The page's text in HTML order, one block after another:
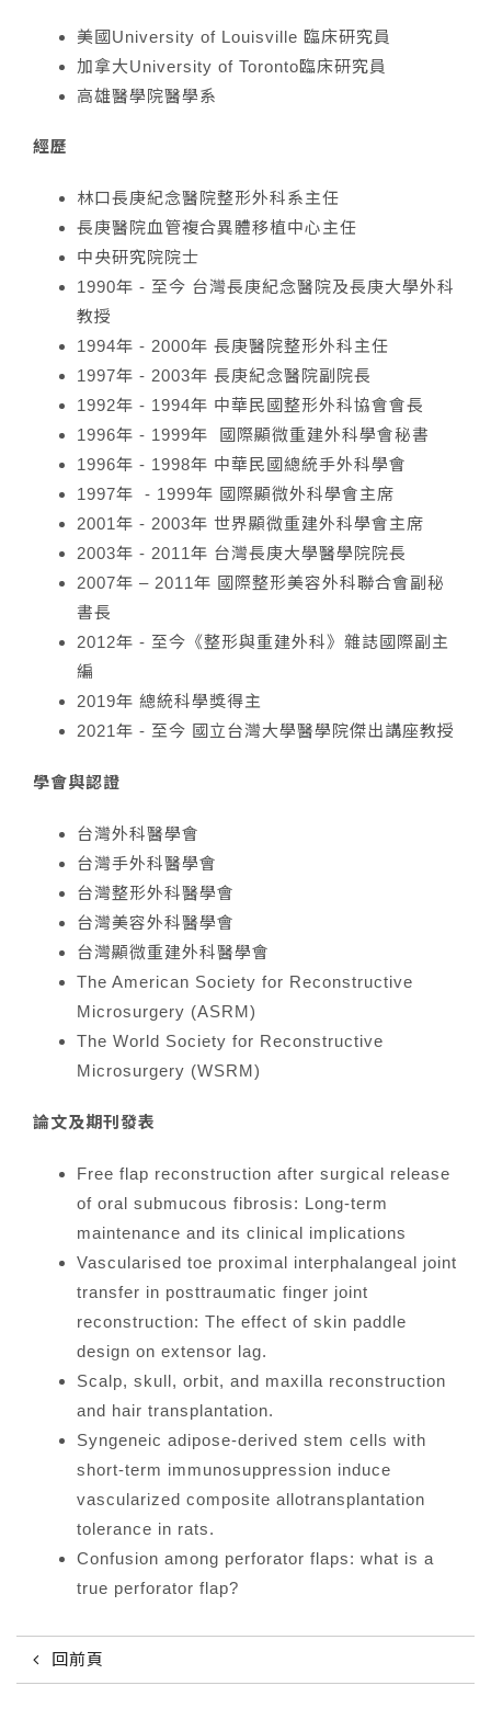
美國University of Louisville 臨床研究員
加拿大University of Toronto臨床研究員
高雄醫學院醫學系
經歷
林口長庚紀念醫院整形外科系主任
長庚醫院血管複合異體移植中心主任
中央研究院院士
1990年 - 至今 台灣長庚紀念醫院及長庚大學外科
教授
1994年 - 2000年 長庚醫院整形外科主任
1997年 - 2003年 長庚紀念醫院副院長
1992年 - 1994年 中華民國整形外科協會會長
1996年 - 1999年 國際顯微重建外科學會秘書
1996年 - 1998年 中華民國總統手外科學會
1997年 - 1999年 國際顯微外科學會主席
2001年 - 2003年 世界顯微重建外科學會主席
2003年 - 2011年 台灣長庚大學醫學院院長
2007年 – 2011年 國際整形美容外科聯合會副秘
書長
2012年 - 至今《整形與重建外科》雜誌國際副主
編
2019年 總統科學獎得主
2021年 - 至今 國立台灣大學醫學院傑出講座教授
學會與認證
台灣外科醫學會
台灣手外科醫學會
台灣整形外科醫學會
台灣美容外科醫學會
台灣顯微重建外科醫學會
The American Society for Reconstructive
Microsurgery (ASRM)
The World Society for Reconstructive
Microsurgery (WSRM)
論文及期刊發表
Free flap reconstruction after surgical release
of oral submucous fibrosis: Long-term
maintenance and its clinical implications
Vascularised toe proximal interphalangeal joint
transfer in posttraumatic finger joint
reconstruction: The effect of skin paddle
design on extensor lag.
Scalp, skull, orbit, and maxilla reconstruction
and hair transplantation.
Syngeneic adipose-derived stem cells with
short-term immunosuppression induce
vascularized composite allotransplantation
tolerance in rats.
Confusion among perforator flaps: what is a
true perforator flap?
回前頁